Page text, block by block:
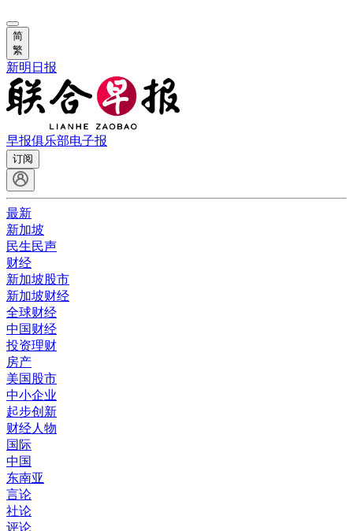
简
繁
新明日报
早报俱乐部电子报
订阅
最新
新加坡
民生民声
财经
新加坡股市
新加坡财经
全球财经
中国财经
投资理财
房产
美国股市
中小企业
起步创新
财经人物
国际
中国
东南亚
言论
社论
评论